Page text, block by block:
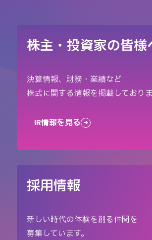
株主・投資家の皆様
決算情報、財務・業績など
株式に関する情報を掲載しておりま
IR情報を見る
採用情報
新しい時代の体験を創る仲間を
募集しています。